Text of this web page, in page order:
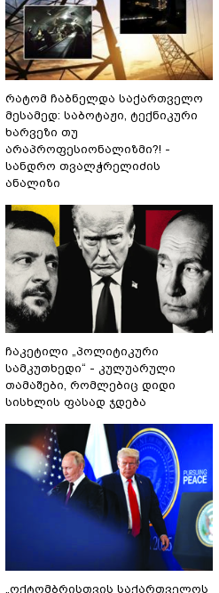
რატომ ჩაბნელდა საქართველო
მესამედ: საბოტაჟი, ტექნიკური
ხარვეზი თუ
არაპროფესიონალიზმი?! -
სანდრო თვალჭრელიძის
ანალიზი
ჩაკეტილი „პოლიტიკური
სამკუთხედი“ - კულუარული
თამაშები, რომლებიც დიდი
სისხლის ფასად ჯდება
„ოქტომბრისთვის საქართველოს